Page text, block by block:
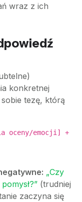
wraz z ich
konkretnej
tezę, którą
oceny/emocji] +
„Czy
(trudniej
zaczyna się